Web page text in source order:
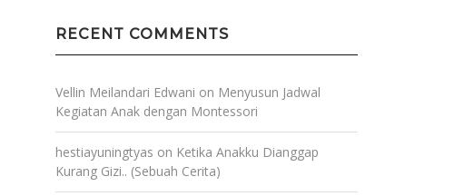
RECENT COMMENTS
Vellin Meilandari Edwani on Menyusun Jadwal
Kegiatan Anak dengan Montessori
hestiayuningtyas on Ketika Anakku Dianggap
Kurang Gizi.. (Sebuah Cerita)